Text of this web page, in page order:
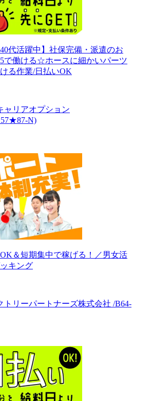
40代活躍中】社保完備・派遣のお
で働ける☆ホースに細かいパーツ
る作業/日払いOK
ャリアオプション
N)
＆短期集中で稼げる！／男女活
キング
トリーパートナーズ株式会社 /B64-